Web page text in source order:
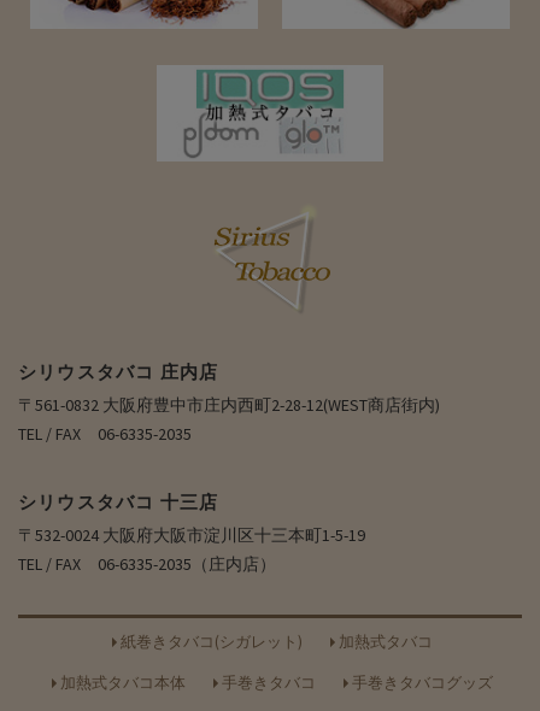
シリウスタバコ 庄内店
〒561-0832 大阪府豊中市庄内西町2-28-12(WEST商店街内)
TEL / FAX 06-6335-2035
シリウスタバコ 十三店
〒532-0024 大阪府大阪市淀川区十三本町1-5-19
TEL / FAX 06-6335-2035（庄内店）
紙巻きタバコ(シガレット)
加熱式タバコ
加熱式タバコ本体
手巻きタバコ 手巻きタバコグッズ